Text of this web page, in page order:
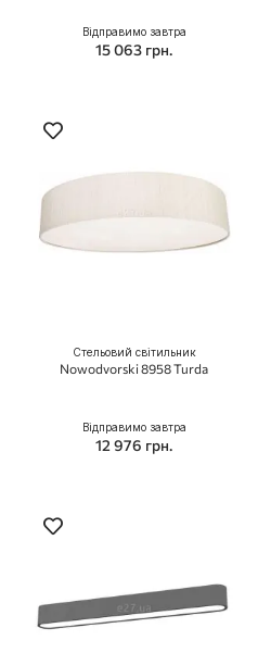
Відправимо завтра
15 063 грн.
Стельовий світильник
Nowodvorski 8958 Turda
Відправимо завтра
12 976 грн.